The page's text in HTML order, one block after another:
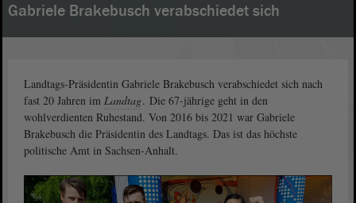
Gabriele Brakebusch verabschiedet sich
Landtags-Präsidentin Gabriele Brakebusch verabschiedet sich nach
fast 20 Jahren im Landtag. Die 67-jährige geht in den
wohlverdienten Ruhestand. Von 2016 bis 2021 war Gabriele
Brakebusch die Präsidentin des Landtags. Das ist das höchste
politische Amt in Sachsen-Anhalt.